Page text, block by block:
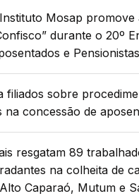
Mosap promove
durante o 20º
e Pensionistas
filiados sobre
na concessão de
resgatam 89
na colheita de
Caparaó, Mutum e